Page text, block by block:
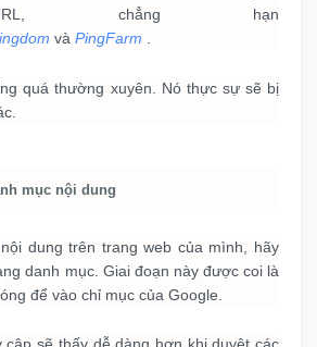
chẳng hạn
và PingFarm
quá thường xuyên. Nó thực sự sẽ bị
mục nội dung
dung trên trang web của mình, hãy
danh mục. Giai đoạn này được coi là
để vào chỉ mục của Google.